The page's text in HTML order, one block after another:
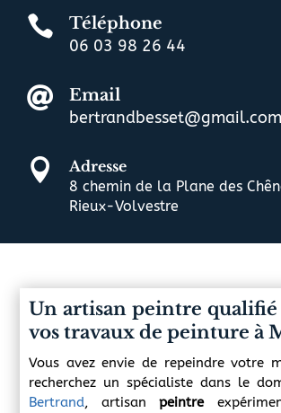

Téléphone
06 03 98 26 44

Email
bertrandbesset@gmail.com
 Adresse
8 chemin de la Plane des
Rieux-Volvestre
Un artisan peintre
vos travaux de peinture à
Vous avez envie de repeindre votre
recherchez un spécialiste dans le
Bertrand, artisanpeintre